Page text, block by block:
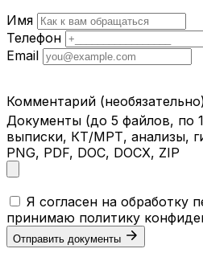
Имя
Телефон
Email
Комментарий
Документы (до 5 файлов, по
выписки, КТ/МРТ, анализы,
PNG, PDF, DOC, DOCX, ZIP
Я согласен на обработку
принимаю политику
Отправить документы